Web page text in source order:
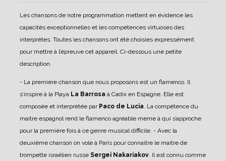
Les chansons de notre programmation mettent en évidence les
capacités exceptionnelles et les compétences virtuoses des
interprètes. Toutes les chansons ont été choisies expressément
pour mettre à l’épreuve cet appareil. Ci-dessous une petite
description.
- La première chanson que nous proposons est un flamenco. Il
s’inspire à la Playa La Barrosa à Cadix en Espagne. Elle est
composée et interprétée par Paco de Lucia. La compétence du
maitre espagnol rend le flamenco agréable meme à qui s’approche
pour la première fois à ce genre musical difficile. - Avec la
deuxième chanson on vole à Paris pour connaitre le maitre de
trompette israélien russe Sergei Nakariakov. Il est connu comme